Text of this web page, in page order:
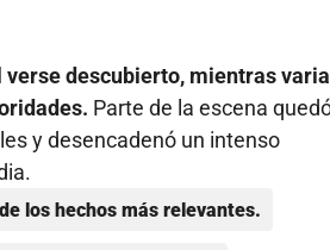
verse descubierto, mientras
Parte de la escena
y desencadenó un intenso
los hechos más relevantes.